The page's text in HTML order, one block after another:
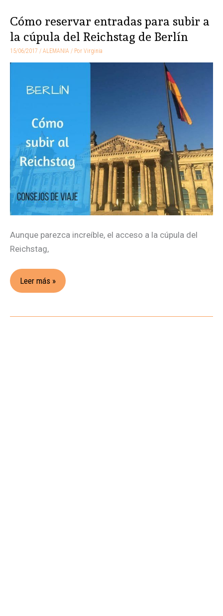
Cómo reservar entradas para subir a
la cúpula del Reichstag de Berlín
15/06/2017 / ALEMANIA / Por Virginia
Aunque parezca increíble, el acceso a la cúpula del
Reichstag,
Cómo
reservar
entradas
para
cúpula
Reichstag
de
Berlín
Leer más »